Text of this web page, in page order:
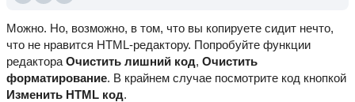
Можно. Но, возможно, в том, что вы копируете сидит нечто,
что не нравится HTML-редактору. Попробуйте функции
редактора Очистить лишний код, Очистить
форматирование. В крайнем случае посмотрите код кнопкой
Изменить HTML код.